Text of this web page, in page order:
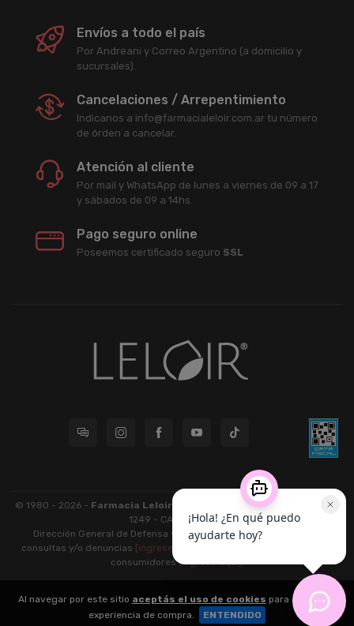
Envíos a todo el país
Por Andreani y Correo Argentino (a domicilio y
sucursales).
Cancelaciones / Arrepentimiento
Indicanos a info@farmacialeloir.com.ar tu número
de órden a cancelar.
Atención al cliente
Por mail y WhatsApp de lunes a viernes de 09 a 17
y sábados de 09 a 14hs.
Pago seguro online
Poseemos certificado seguro SSL
© 1980 - 2026 - Farmacia Leloir S.R.L.
| CUIT 33609220789 - Larrea
1249 - CABA - CP 1117
Dirección General de Defensa y Protección al Consumidor: Para
consultas y/o denuncias [ingrese aquí]
consumidores[ingrese aquí].
nubixstore®
v13.08.2
Al navegar por este sitio aceptás el uso de cookies para agilizar tu
experiencia de compra.
ENTENDIDO